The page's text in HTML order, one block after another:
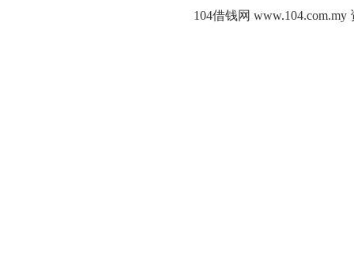
104借钱网